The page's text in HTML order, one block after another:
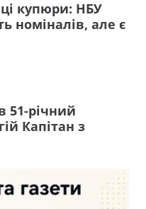
купюри: НБУ
номіналів, але є
51-річний
Капітан з